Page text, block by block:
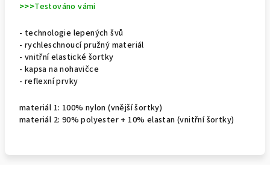
>>>Testováno vámi
- technologie lepených švů
- rychleschnoucí pružný materiál
- vnitřní elastické šortky
- kapsa na nohavičce
- reflexní prvky
materiál 1: 100% nylon (vnější šortky)
materiál 2: 90% polyester + 10% elastan (vnitřní šortky)